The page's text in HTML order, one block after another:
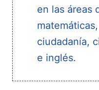
en las áreas
ciudadanía,
e inglés.